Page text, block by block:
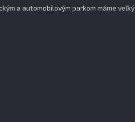
a automobilovým parkom máme veľký